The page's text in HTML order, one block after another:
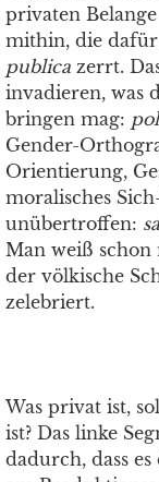
privaten
mithin, die dafür
publica zerrt.
invadieren, was
bringen mag:
Gender-
Orientierung,
moralisches
unübertroffen:
Man weiß schon
der völkische
zelebriert.
Was privat ist,
ist? Das linke
dadurch, dass